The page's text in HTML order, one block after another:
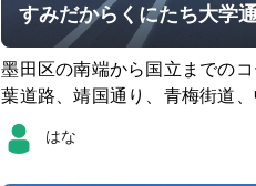
すみだからくにたち大学
墨田区の南端から国立までの
葉道路、靖国通り、青梅街道
たまらん坂を通って大学通りま
とも多いですけど、中央線の高
はな